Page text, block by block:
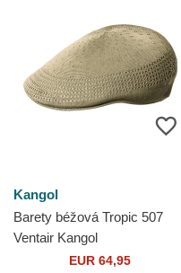
Kangol
Barety béžová Tropic 507
Ventair Kangol
EUR 64,95